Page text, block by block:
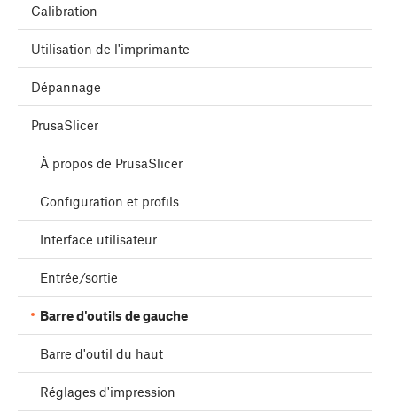
Calibration
Utilisation de l'imprimante
Dépannage
PrusaSlicer
À propos de PrusaSlicer
Configuration et profils
Interface utilisateur
Entrée/sortie
Barre d'outils de gauche
Barre d'outil du haut
Réglages d'impression